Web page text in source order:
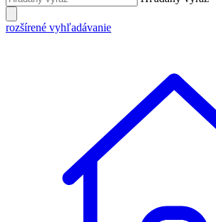
rozšírené vyhľadávanie